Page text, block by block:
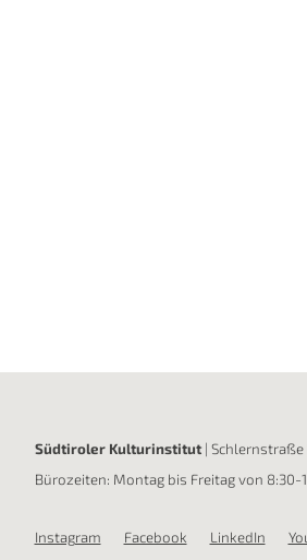
Südtiroler Kulturinstitut| Schlernstraße
Bürozeiten: Montag bis Freitag von 8:30-
Instagram Facebook LinkedIn